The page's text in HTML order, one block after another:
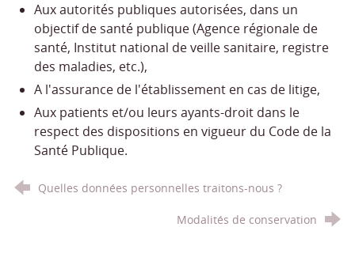
Aux autorités publiques autorisées, dans un
objectif de santé publique (Agence régionale de
santé, Institut national de veille sanitaire, registre
des maladies, etc.),
A l'assurance de l'établissement en cas de litige,
Aux patients et/ou leurs ayants-droit dans le
respect des dispositions en vigueur du Code de la
Santé Publique.
Quelles données personnelles traitons-nous ?
Modalités de conservation